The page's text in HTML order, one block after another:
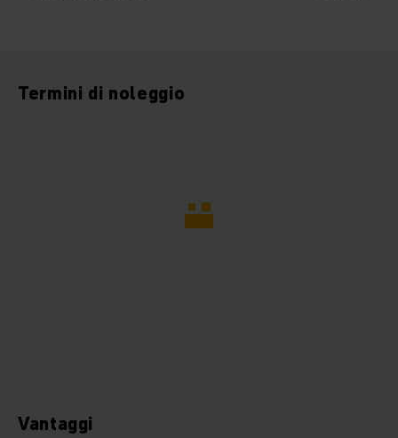
Termini di noleggio
Vantaggi